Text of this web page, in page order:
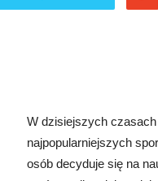
W dzisiejszych czasach
najpopularniejszych
osób decyduje się na